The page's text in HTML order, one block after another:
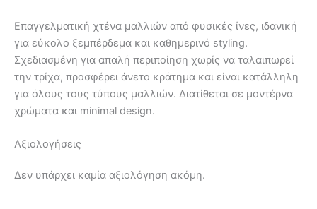
Επαγγελματική χτένα μαλλιών από φυσικές ίνες, ιδανική
για εύκολο ξεμπέρδεμα και καθημερινό styling.
Σχεδιασμένη για απαλή περιποίηση χωρίς να ταλαιπωρεί
την τρίχα, προσφέρει άνετο κράτημα και είναι κατάλληλη
για όλους τους τύπους μαλλιών. Διατίθεται σε μοντέρνα
χρώματα και minimal design.
Αξιολογήσεις
Δεν υπάρχει καμία αξιολόγηση ακόμη.